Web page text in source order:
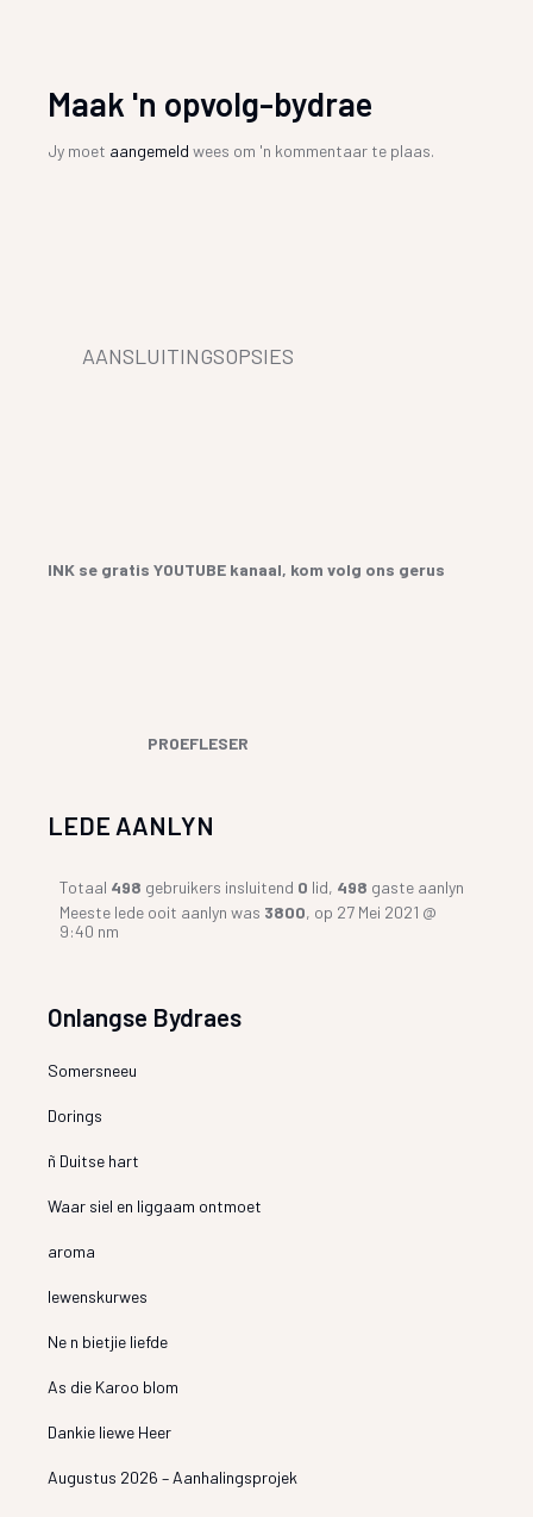
Maak 'n opvolg-bydrae
Jy moet aangemeld wees om 'n kommentaar te plaas.
AANSLUITINGSOPSIES
INK se gratis YOUTUBE kanaal, kom volg ons gerus
PROEFLESER
LEDE AANLYN
Totaal 498 gebruikers insluitend 0 lid, 498 gaste aanlyn
Meeste lede ooit aanlyn was 3800, op 27 Mei 2021 @
9:40 nm
Onlangse Bydraes
Somersneeu
Dorings
ñ Duitse hart
Waar siel en liggaam ontmoet
aroma
lewenskurwes
Ne n bietjie liefde
As die Karoo blom
Dankie liewe Heer
Augustus 2026 – Aanhalingsprojek